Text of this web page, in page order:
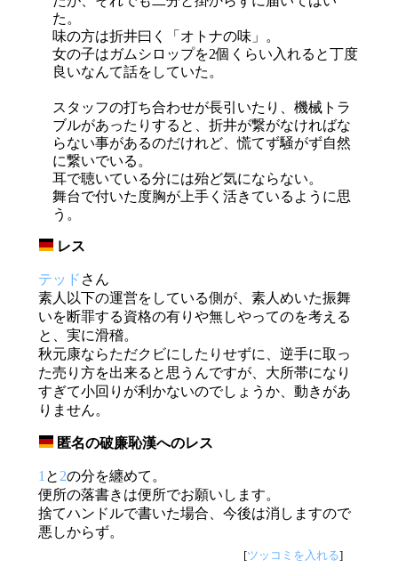
た。
味の方は折井曰く「オトナの味」。
女の子はガムシロップを2個くらい入れると丁度
良いなんて話をしていた。
スタッフの打ち合わせが長引いたり、機械トラ
ブルがあったりすると、折井が繋がなければな
らない事があるのだけれど、慌てず騒がず自然
に繋いでいる。
耳で聴いている分には殆ど気にならない。
舞台で付いた度胸が上手く活きているように思
う。
レス
テッド さん
素人以下の運営をしている側が、素人めいた振舞
いを断罪する資格の有りや無しやってのを考える
と、実に滑稽。
秋元康ならただクビにしたりせずに、逆手に取っ
た売り方を出来ると思うんですが、大所帯になり
すぎて小回りが利かないのでしょうか、動きがあ
りません。
匿名の破廉恥漢へのレス
1 と 2の分を纏めて。
便所の落書きは便所でお願いします。
捨てハンドルで書いた場合、今後は消しますので
悪しからず。
[ツッコミを入れる]